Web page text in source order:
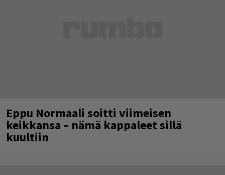
Eppu Normaali soitti viimeisen
keikkansa – nämä kappaleet sillä
kuultiin